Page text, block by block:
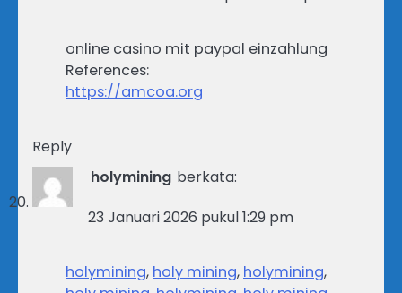
online casino mit paypal einzahlung
References:
https://amcoa.org
Reply
holymining berkata:
23 Januari 2026 pukul 1:29 pm
holymining, holy mining, holymining,